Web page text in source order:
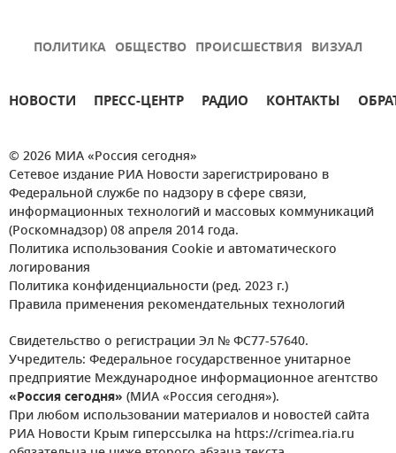
ПОЛИТИКА ОБЩЕСТВО ПРОИСШЕСТВИЯ ВИЗУАЛ
НОВОСТИ ПРЕСС-ЦЕНТР РАДИО КОНТАКТЫ
© 2026 МИА «Россия сегодня»
Сетевое издание РИА Новости зарегистрировано в
Федеральной службе по надзору в сфере связи,
информационных технологий и массовых коммуникаций
(Роскомнадзор) 08 апреля 2014 года.
Политика использования Cookie и автоматического
логирования
Политика конфиденциальности (ред. 2023 г.)
Правила применения рекомендательных технологий
Свидетельство о регистрации Эл № ФС77-57640.
Учредитель: Федеральное государственное унитарное
предприятие Международное информационное агентство
«Россия сегодня» (МИА «Россия сегодня»).
При любом использовании материалов и новостей сайта
РИА Новости Крым гиперссылка на https://crimea.ria.ru